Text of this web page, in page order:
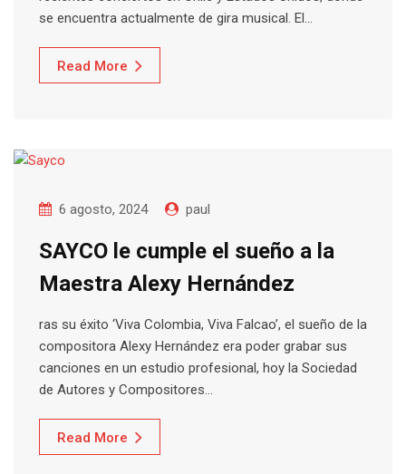
se encuentra actualmente de gira musical. El…
Read More
6 agosto, 2024 paul
SAYCO le cumple el sueño a la
Maestra Alexy Hernández
ras su éxito ‘Viva Colombia, Viva Falcao’, el sueño de la
compositora Alexy Hernández era poder grabar sus
canciones en un estudio profesional, hoy la Sociedad
de Autores y Compositores…
Read More